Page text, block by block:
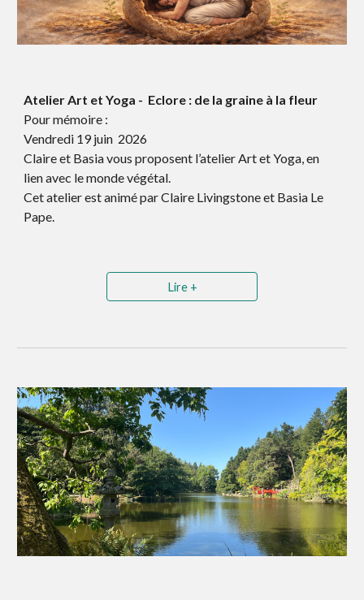
Atelier Art et Yoga - Eclore : de la graine à la fleur
Pour mémoire :
Vendredi 19 juin 2026
Claire et Basia vous proposent l’atelier Art et Yoga, en
lien avec le monde végétal.
Cet atelier est animé par Claire Livingstone et Basia Le
Pape.
Lire +